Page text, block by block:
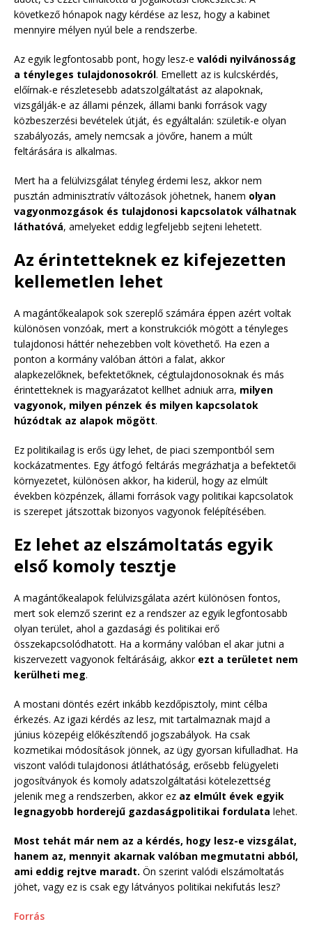
következő hónapok nagy kérdése az lesz, hogy a kabinet
mennyire mélyen nyúl bele a rendszerbe.
Az egyik legfontosabb pont, hogy lesz-e valódi nyilvánosság
a tényleges tulajdonosokról. Emellett az is kulcskérdés,
előírnak-e részletesebb adatszolgáltatást az alapoknak,
vizsgálják-e az állami pénzek, állami banki források vagy
közbeszerzési bevételek útját, és egyáltalán: születik-e olyan
szabályozás, amely nemcsak a jövőre, hanem a múlt
feltárására is alkalmas.
Mert ha a felülvizsgálat tényleg érdemi lesz, akkor nem
pusztán adminisztratív változások jöhetnek, hanem olyan
vagyonmozgások és tulajdonosi kapcsolatok válhatnak
láthatóvá, amelyeket eddig legfeljebb sejteni lehetett.
Az érintetteknek ez kifejezetten
kellemetlen lehet
A magántőkealapok sok szereplő számára éppen azért voltak
különösen vonzóak, mert a konstrukciók mögött a tényleges
tulajdonosi háttér nehezebben volt követhető. Ha ezen a
ponton a kormány valóban áttöri a falat, akkor
alapkezelőknek, befektetőknek, cégtulajdonosoknak és más
érintetteknek is magyarázatot kellhet adniuk arra, milyen
vagyonok, milyen pénzek és milyen kapcsolatok
húzódtak az alapok mögött.
Ez politikailag is erős ügy lehet, de piaci szempontból sem
kockázatmentes. Egy átfogó feltárás megrázhatja a befektetői
környezetet, különösen akkor, ha kiderül, hogy az elmúlt
években közpénzek, állami források vagy politikai kapcsolatok
is szerepet játszottak bizonyos vagyonok felépítésében.
Ez lehet az elszámoltatás egyik
első komoly tesztje
A magántőkealapok felülvizsgálata azért különösen fontos,
mert sok elemző szerint ez a rendszer az egyik legfontosabb
olyan terület, ahol a gazdasági és politikai erő
összekapcsolódhatott. Ha a kormány valóban el akar jutni a
kiszervezett vagyonok feltárásáig, akkor ezt a területet nem
kerülheti meg.
A mostani döntés ezért inkább kezdőpisztoly, mint célba
érkezés. Az igazi kérdés az lesz, mit tartalmaznak majd a
június közepéig előkészítendő jogszabályok. Ha csak
kozmetikai módosítások jönnek, az ügy gyorsan kifulladhat. Ha
viszont valódi tulajdonosi átláthatóság, erősebb felügyeleti
jogosítványok és komoly adatszolgáltatási kötelezettség
jelenik meg a rendszerben, akkor ez az elmúlt évek egyik
legnagyobb horderejű gazdaságpolitikai fordulata lehet.
Most tehát már nem az a kérdés, hogy lesz-e vizsgálat,
hanem az, mennyit akarnak valóban megmutatni abból,
ami eddig rejtve maradt. Ön szerint valódi elszámoltatás
jöhet, vagy ez is csak egy látványos politikai nekifutás lesz?
Forrás